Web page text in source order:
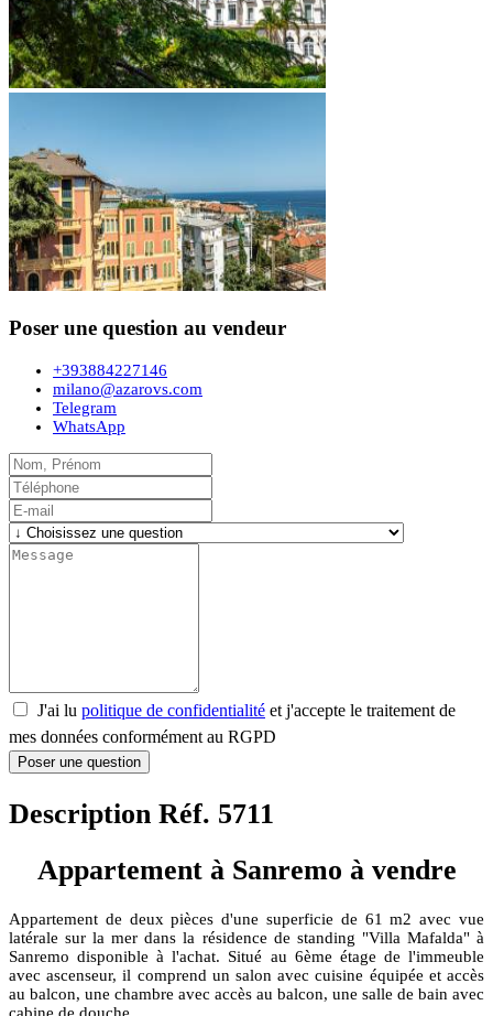
Poser une question au vendeur
+393884227146
milano@azarovs.com
Telegram
WhatsApp
J'ai lu politique de confidentialité et j'accepte le traitement de
mes données conformément au RGPD
Poser une question
Description Réf. 5711
Appartement à Sanremo à vendre
Appartement de deux pièces d'une superficie de 61 m2 avec vue
latérale sur la mer dans la résidence de standing "Villa Mafalda" à
Sanremo disponible à l'achat. Situé au 6ème étage de l'immeuble
avec ascenseur, il comprend un salon avec cuisine équipée et accès
au balcon, une chambre avec accès au balcon, une salle de bain avec